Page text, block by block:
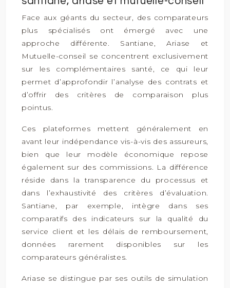
Face aux géants du secteur, des comparateurs
plus spécialisés ont émergé avec une
approche différente. Santiane, Ariase et
Mutuelle-conseil se concentrent exclusivement
sur les complémentaires santé, ce qui leur
permet d’approfondir l’analyse des contrats et
d’offrir des critères de comparaison plus
pointus.
Ces plateformes mettent généralement en
avant leur indépendance vis-à-vis des assureurs,
bien que leur modèle économique repose
également sur des commissions. La différence
réside dans la transparence du processus et
dans l’exhaustivité des critères d’évaluation.
Santiane, par exemple, intègre dans ses
comparatifs des indicateurs sur la qualité du
service client et les délais de remboursement,
données rarement disponibles sur les
comparateurs généralistes.
Ariase se distingue par ses outils de simulation